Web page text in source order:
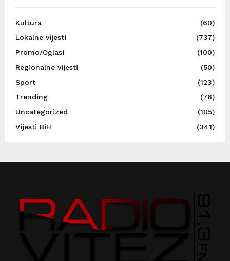
Kultura
(60)
Lokalne vijesti
(737)
Promo/Oglasi
(100)
Regionalne vijesti
(50)
Sport
(123)
Trending
(76)
Uncategorized
(105)
Vijesti BiH
(341)